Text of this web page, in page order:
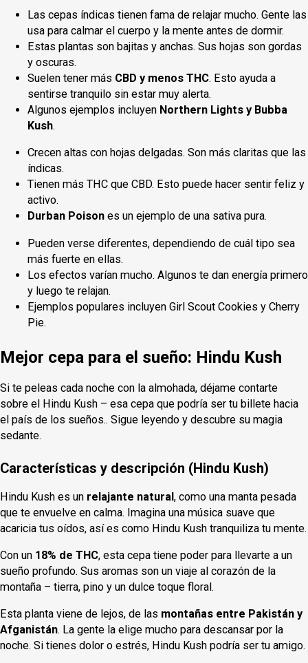
Las cepas índicas tienen fama de relajar mucho. Gente las
usa para calmar el cuerpo y la mente antes de dormir.
Estas plantas son bajitas y anchas. Sus hojas son gordas
y oscuras.
Suelen tener más CBD y menos THC. Esto ayuda a
sentirse tranquilo sin estar muy alerta.
Algunos ejemplos incluyen Northern Lights y Bubba
Kush.
Crecen altas con hojas delgadas. Son más claritas que las
índicas.
Tienen más THC que CBD. Esto puede hacer sentir feliz y
activo.
Durban Poison es un ejemplo de una sativa pura.
Pueden verse diferentes, dependiendo de cuál tipo sea
más fuerte en ellas.
Los efectos varían mucho. Algunos te dan energía primero
y luego te relajan.
Ejemplos populares incluyen Girl Scout Cookies y Cherry
Pie.
Mejor cepa para el sueño: Hindu Kush
Si te peleas cada noche con la almohada, déjame contarte
sobre el Hindu Kush – esa cepa que podría ser tu billete hacia
el país de los sueños.. Sigue leyendo y descubre su magia
sedante.
Características y descripción (Hindu Kush)
Hindu Kush es un relajante natural, como una manta pesada
que te envuelve en calma. Imagina una música suave que
acaricia tus oídos, así es como Hindu Kush tranquiliza tu mente.
Con un 18% de THC, esta cepa tiene poder para llevarte a un
sueño profundo. Sus aromas son un viaje al corazón de la
montaña – tierra, pino y un dulce toque floral.
Esta planta viene de lejos, de las montañas entre Pakistán y
Afganistán. La gente la elige mucho para descansar por la
noche. Si tienes dolor o estrés, Hindu Kush podría ser tu amigo.